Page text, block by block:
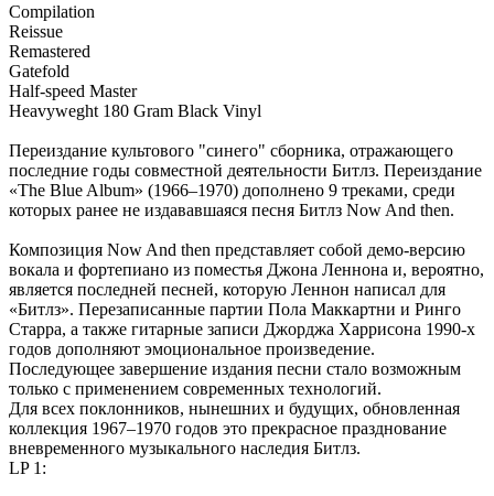
Compilation
Reissue
Remastered
Gatefold
Half-speed Master
Heavyweght 180 Gram Black Vinyl
Переиздание культового "синего" сборника, отражающего
последние годы совместной деятельности Битлз. Переиздание
«The Blue Album» (1966–1970) дополнено 9 треками, среди
которых ранее не издававшаяся песня Битлз Now And then.
Композиция Now And then представляет собой демо-версию
вокала и фортепиано из поместья Джона Леннона и, вероятно,
является последней песней, которую Леннон написал для
«Битлз». Перезаписанные партии Пола Маккартни и Ринго
Старра, а также гитарные записи Джорджа Харрисона 1990-х
годов дополняют эмоциональное произведение.
Последующее завершение издания песни стало возможным
только с применением современных технологий.
Для всех поклонников, нынешних и будущих, обновленная
коллекция 1967–1970 годов это прекрасное празднование
вневременного музыкального наследия Битлз.
LP 1: